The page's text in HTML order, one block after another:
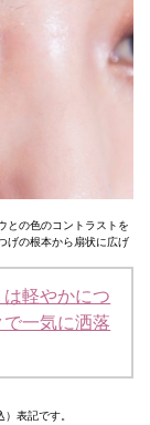
との色のコントラストを
げの根本から扇状に広げ
は軽やかにつ
で一気に洒落
表記です。